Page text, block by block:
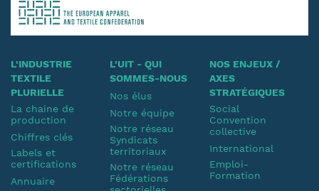
L'INDUSTRIE
TEXTILE
PLURIELLE
La chaine de
production
Chiffres clés
Labels et
certifications
Annuaire
L'UIT - QUI
SOMMES-NOUS
Nos élus
Notre équipe
Notre réseau
Syndicats
territoriaux
Notre réseau
Fédérations
NOS ENJEUX /
AXES
STRATÉGIQUES
Social
Convention
collective
International
Emploi-
Formation